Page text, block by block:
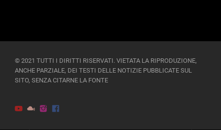
© 2021 TUTTI I DIRITTI RISERVATI. VIETATA LA RIPRODUZIONE,
ANCHE PARZIALE, DEI TESTI DELLE NOTIZIE PUBBLICATE SUL
SITO, SENZA CITARNE LA FONTE